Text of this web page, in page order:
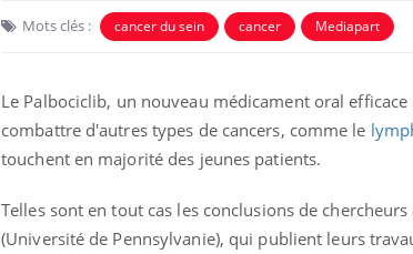
Mots clés : cancer du sein cancer Mediapart
Le Palbociclib, un nouveau médicament oral
combattre d'autres types de cancers, comme le
touchent en majorité des jeunes patients.
Telles sont en tout cas les conclusions de
(Université de Pennsylvanie), qui publient leurs